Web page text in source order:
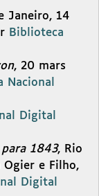
Janeiro, 14
Biblioteca
, 20 mars
Nacional
Digital
1843, Rio
Ogier e Filho,
Digital